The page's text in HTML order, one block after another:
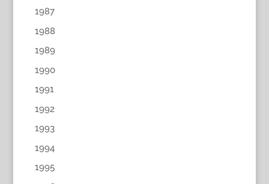
1987
1988
1989
1990
1991
1992
1993
1994
1995